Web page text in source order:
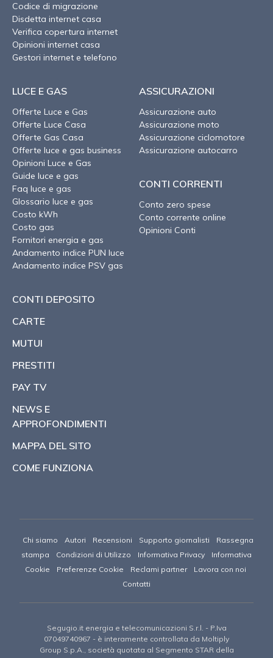
Codice di migrazione
Disdetta internet casa
Verifica copertura internet
Opinioni internet casa
Gestori internet e telefono
LUCE E GAS
Offerte Luce e Gas
Offerte Luce Casa
Offerte Gas Casa
Offerte luce e gas business
Opinioni Luce e Gas
Guide luce e gas
Faq luce e gas
Glossario luce e gas
Costo kWh
Costo gas
Fornitori energia e gas
Andamento indice PUN luce
Andamento indice PSV gas
ASSICURAZIONI
Assicurazione auto
Assicurazione moto
Assicurazione ciclomotore
Assicurazione autocarro
CONTI CORRENTI
Conto zero spese
Conto corrente online
Opinioni Conti
CONTI DEPOSITO
CARTE
MUTUI
PRESTITI
PAY TV
NEWS E
APPROFONDIMENTI
MAPPA DEL SITO
COME FUNZIONA
Chi siamo Autori Recensioni Supporto giornalisti
Rassegna
stampa
Condizioni di Utilizzo Informativa Privacy
Informativa
Cookie
Preferenze Cookie Reclami partner
Lavora con noi
Contatti
Segugio.it energia e telecomunicazioni S.r.l. - P.Iva
07049740967 - è interamente controllata da Moltiply
Group S.p.A., società quotata al Segmento STAR della